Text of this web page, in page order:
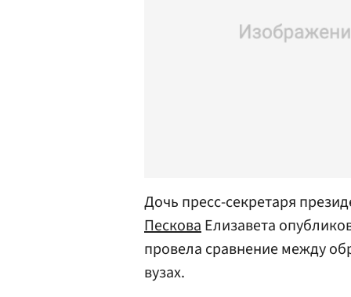
Дочь пресс-секретаря
ПесковаЕлизавета
провела сравнение между
вузах.